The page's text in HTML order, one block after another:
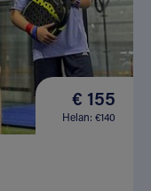
€ 155
Helan: €140